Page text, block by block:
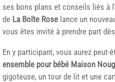
ses bons plans et conseils liés à
de La Boîte Rose lance un
vous êtes invité à prendre part
En y participant, vous aurez peut-
ensemble pour bébé Maison
gigoteuse, un tour de lit et une